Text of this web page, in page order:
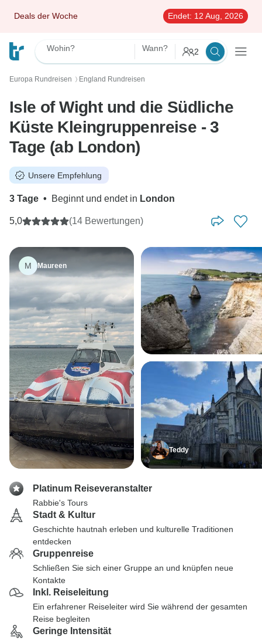
Deals der Woche Endet: 12 Aug, 2026
Wohin? Wann? 2
Europa Rundreisen 〉 England Rundreisen
Isle of Wight und die Südliche
Küste Kleingruppenreise - 3
Tage (ab London)
Unsere Empfehlung
3 Tage • Beginnt und endet in London
5,0 (14 Bewertungen)
M Maureen
Teddy
Platinum Reiseveranstalter
Rabbie's Tours
Stadt & Kultur
Geschichte hautnah erleben und kulturelle Traditionen
entdecken
Gruppenreise
Schließen Sie sich einer Gruppe an und knüpfen neue
Kontakte
Inkl. Reiseleitung
Ein erfahrener Reiseleiter wird Sie während der gesamten
Reise begleiten
Geringe Intensität